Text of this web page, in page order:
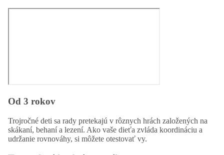
Od 3 rokov
Trojročné deti sa rady pretekajú v rôznych hrách založených na
skákaní, behaní a lezení. Ako vaše dieťa zvláda koordináciu a
udržanie rovnováhy, si môžete otestovať vy.